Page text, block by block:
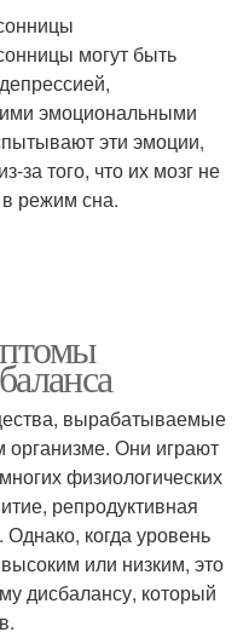
могут быть
эмоциональными
эти эмоции,
за того, что их мозг не
режим сна.
вырабатываемые
Они играют
физиологических
репродуктивная
когда уровень
или низким, это
дисбалансу, который